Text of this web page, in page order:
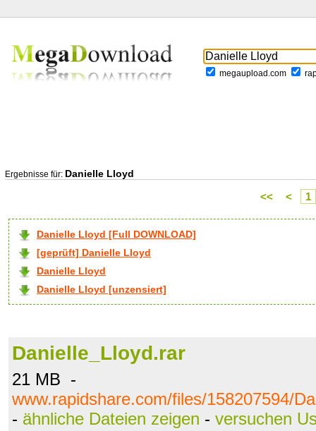
megaupload.com
Ergebnisse für: Danielle Lloyd
<< < 1
Danielle Lloyd [Full DOWNLOAD]
[geprüft] Danielle Lloyd
Danielle Lloyd
Danielle Lloyd [unzensiert]
Danielle_Lloyd.rar
21 MB -
www.rapidshare.com/files/158207594/
- ähnliche Dateien zeigen - versuchen